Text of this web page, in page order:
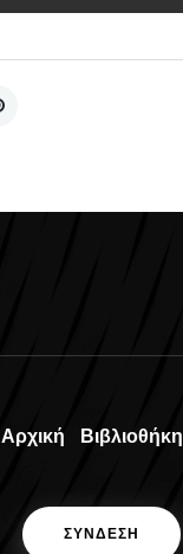
Αρχική Βιβλιοθήκη
ΣΥΝΔΕΣΗ